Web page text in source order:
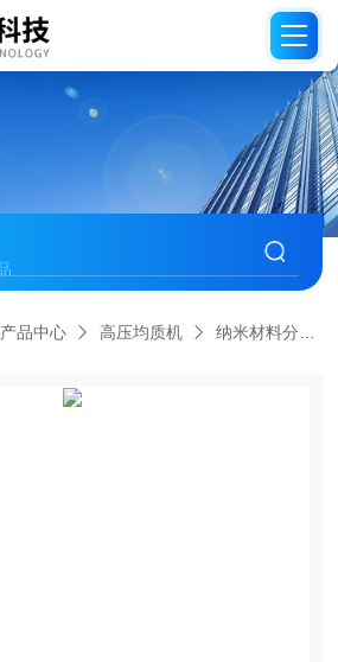
产品中心 高压均质机 纳米材料分散均质机